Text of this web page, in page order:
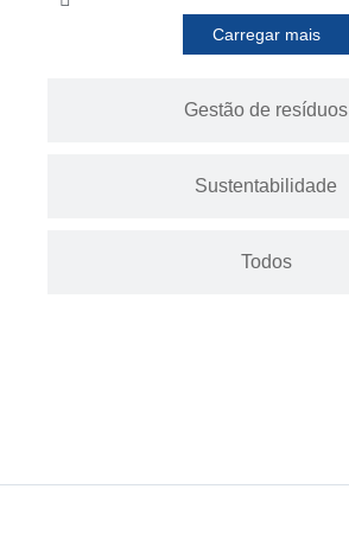
Gestão de resíduos
Sustentabilidade
Todos
Carregar mais